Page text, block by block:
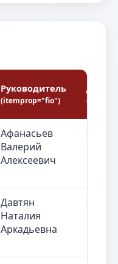
Руководитель
(itemprop="fio")
Афанасьев
Валерий
Алексеевич
Давтян
Наталия
Аркадьевна